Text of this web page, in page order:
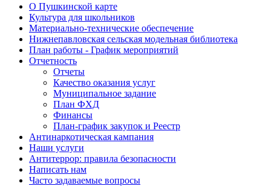
О Пушкинской карте
Культура для школьников
Материально-технические обеспечение
Нижнепавловская сельская модельная библиотека
План работы - График мероприятий
Отчетность
Отчеты
Качество оказания услуг
Муниципальное задание
План ФХД
Финансы
План-график закупок и Реестр
Антинаркотическая кампания
Наши услуги
Антитеррор: правила безопасности
Написать нам
Часто задаваемые вопросы